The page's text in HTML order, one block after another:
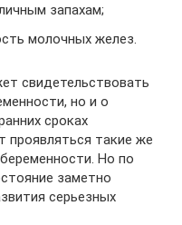
запахам;
молочных желез.
свидетельствовать
но и о
сроках
проявляться такие же
Но по
заметно
серьезных